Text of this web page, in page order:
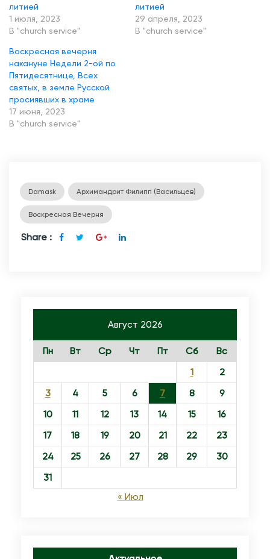
литией
1 июля, 2023
В "church service"
литией
29 апреля, 2023
В "church service"
Воскресная вечерня
накануне Недели 2-ой по
Пятидесятнице, Всех
святых, в земле Русской
просиявших в храме
17 июня, 2023
В "church service"
Damask Архимандрит Филипп (Васильцев)
Воскресная Вечерня
Share :
Август 2026
Пн Вт Ср Чт Пт Сб
Вс
1
2
3
4 5 6 7 8
9
10
11 12 13 14 15
16
17
18 19 20 21 22
23
24
25 26 27 28 29
30
31
« Июл